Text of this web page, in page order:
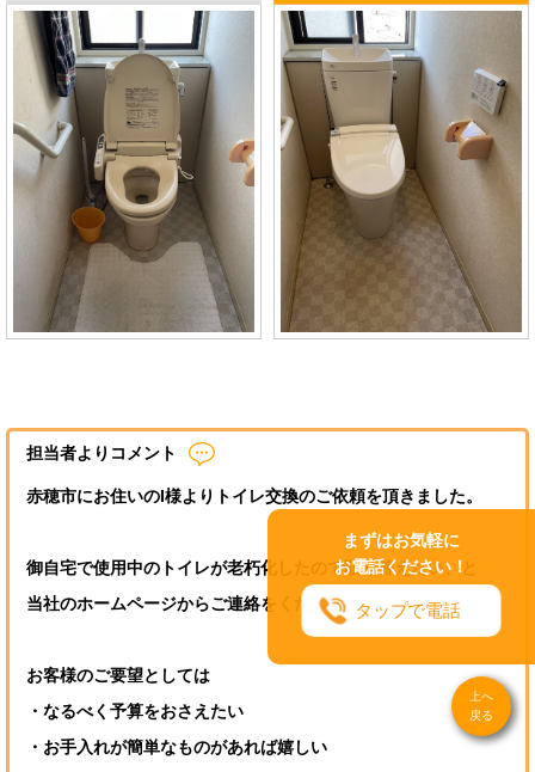
まずはお気軽に
お電話ください！
タップで電話
上へ
戻る
担当者よりコメント
赤穂市にお住いのI様よりトイレ交換のご依頼を頂きました。
御自宅で使用中のトイレが老朽化したので取り替えたい、と
当社のホームページからご連絡をくださいました。
お客様のご要望としては
・なるべく予算をおさえたい
・お手入れが簡単なものがあれば嬉しい